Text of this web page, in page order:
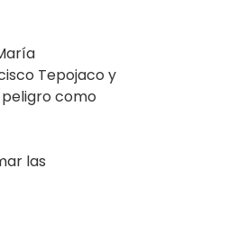
Tepojaco y
como
las